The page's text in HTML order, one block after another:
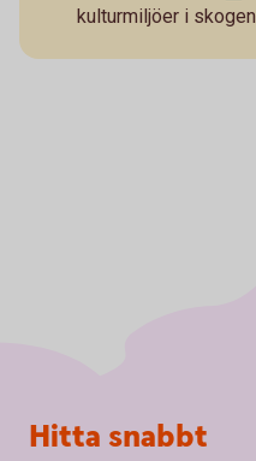
kulturmiljöer i skogen.
Sidfot
Hitta snabbt